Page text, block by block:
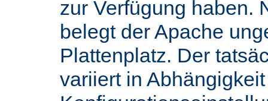
zur Verfügung haben.
belegt der Apache
Plattenplatz. Der
variiert in